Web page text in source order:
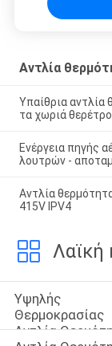
Αντλία
Υπαίθρια αντλία
τα χωριά
Ενέργεια πηγής
λουτρών -
Αντλία
415V IPV4
Λαϊκή
Υψηλής
Θερμοκρασίας
Αντλία